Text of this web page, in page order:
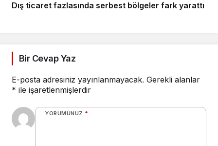
Dış ticaret fazlasında serbest bölgeler fark yarattı
Bir Cevap Yaz
E-posta adresiniz yayınlanmayacak. Gerekli alanlar
* ile işaretlenmişlerdir
YORUMUNUZ *